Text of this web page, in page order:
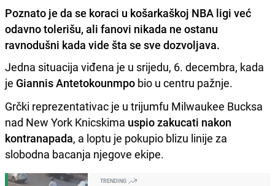
Poznato je da se koraci u košarkaškoj NBA ligi već
odavno tolerišu, ali fanovi nikada ne ostanu
ravnodušni kada vide šta se sve dozvoljava.
Jedna situacija viđena je u srijedu, 6. decembra, kada
je Giannis Antetokounmpo bio u centru pažnje.
Grčki reprezentativac je u trijumfu Milwaukee Bucksa
nad New York Knicskima uspio zakucati nakon
kontranapada, a loptu je pokupio blizu linije za
slobodna bacanja njegove ekipe.
TRENDING